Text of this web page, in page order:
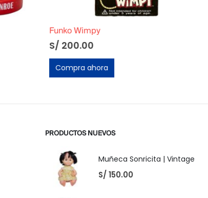
Funko Wimpy
S/200.00
Compra ahora
PRODUCTOS NUEVOS
Muñeca Sonricita | Vintage
S/ 150.00